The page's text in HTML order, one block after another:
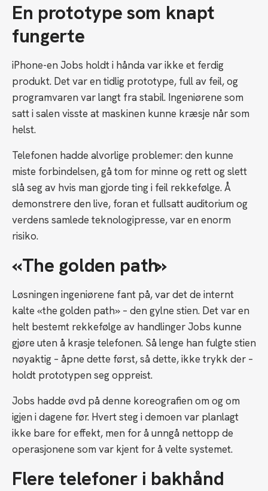
En prototype som knapt
fungerte
iPhone-en Jobs holdt i hånda var ikke et ferdig
produkt. Det var en tidlig prototype, full av feil, og
programvaren var langt fra stabil. Ingeniørene som
satt i salen visste at maskinen kunne kræsje når som
helst.
Telefonen hadde alvorlige problemer: den kunne
miste forbindelsen, gå tom for minne og rett og slett
slå seg av hvis man gjorde ting i feil rekkefølge. Å
demonstrere den live, foran et fullsatt auditorium og
verdens samlede teknologipresse, var en enorm
risiko.
«The golden path»
Løsningen ingeniørene fant på, var det de internt
kalte «the golden path» – den gylne stien. Det var en
helt bestemt rekkefølge av handlinger Jobs kunne
gjøre uten å krasje telefonen. Så lenge han fulgte stien
nøyaktig – åpne dette først, så dette, ikke trykk der –
holdt prototypen seg oppreist.
Jobs hadde øvd på denne koreografien om og om
igjen i dagene før. Hvert steg i demoen var planlagt
ikke bare for effekt, men for å unngå nettopp de
operasjonene som var kjent for å velte systemet.
Flere telefoner i bakhånd